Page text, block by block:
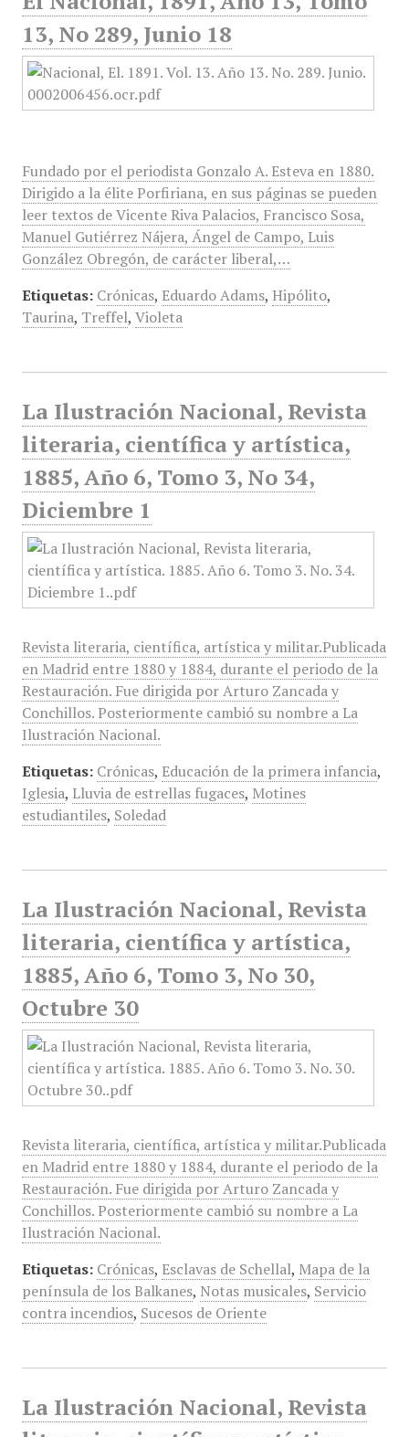
13, No 289, Junio 18
Fundado por el periodista Gonzalo A. Esteva en 1880.
Dirigido a la élite Porfiriana, en sus páginas se pueden
leer textos de Vicente Riva Palacios, Francisco Sosa,
Manuel Gutiérrez Nájera, Ángel de Campo, Luis
González Obregón, de carácter liberal,…
Etiquetas: Crónicas, Eduardo Adams, Hipólito,
Taurina, Treffel, Violeta
La Ilustración Nacional, Revista
literaria, científica y artística,
1885, Año 6, Tomo 3, No 34,
Diciembre 1
Revista literaria, científica, artística y militar.Publicada
en Madrid entre 1880 y 1884, durante el periodo de la
Restauración. Fue dirigida por Arturo Zancada y
Conchillos. Posteriormente cambió su nombre a La
Ilustración Nacional.
Etiquetas: Crónicas, Educación de la primera infancia,
Iglesia, Lluvia de estrellas fugaces, Motines
estudiantiles, Soledad
La Ilustración Nacional, Revista
literaria, científica y artística,
1885, Año 6, Tomo 3, No 30,
Octubre 30
Revista literaria, científica, artística y militar.Publicada
en Madrid entre 1880 y 1884, durante el periodo de la
Restauración. Fue dirigida por Arturo Zancada y
Conchillos. Posteriormente cambió su nombre a La
Ilustración Nacional.
Etiquetas: Crónicas, Esclavas de Schellal, Mapa de la
península de los Balkanes, Notas musicales, Servicio
contra incendios, Sucesos de Oriente
La Ilustración Nacional, Revista